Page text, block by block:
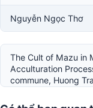
Nguyễn Ngọc Thơ
The Cult of Mazu in
Acculturation
commune, Huong